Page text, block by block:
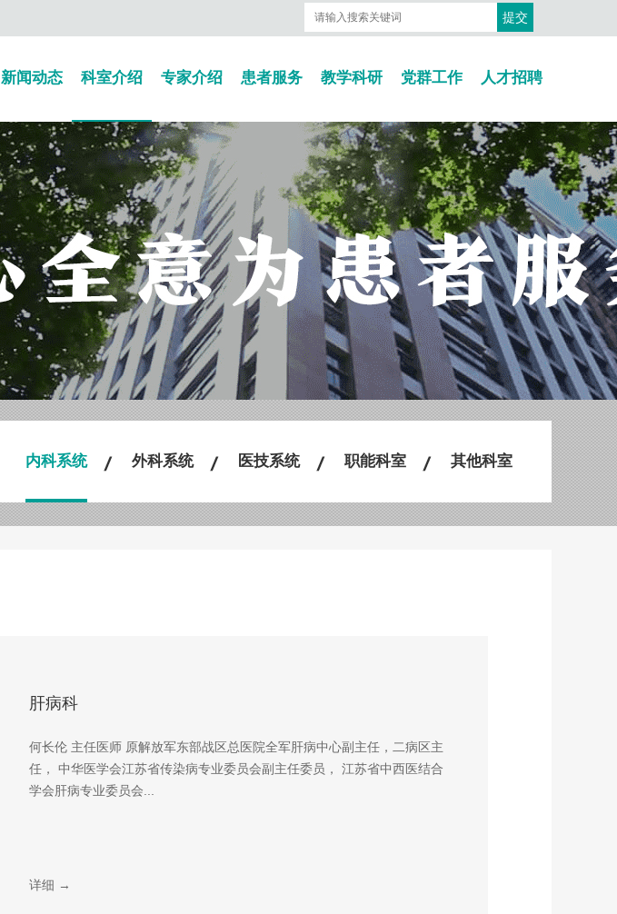
新闻动态 科室介绍 专家介绍 患者服务 教学科研 党群工作 人才招聘
内科系统 外科系统 医技系统 职能科室 其他科室
肝病科
何长伦 主任医师 原解放军东部战区总医院全军肝病中心副主任，二病区主
任， 中华医学会江苏省传染病专业委员会副主任委员， 江苏省中西医结合
学会肝病专业委员会...
详细 →